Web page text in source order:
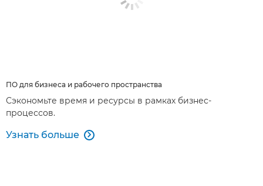
ПО для бизнеса и рабочего пространства
Сэкономьте время и ресурсы в рамках бизнес-
процессов.
Узнать больше 